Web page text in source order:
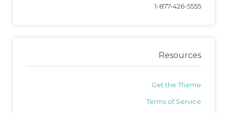
1-877-426-5555
Resources
Get the Theme
Terms of Service